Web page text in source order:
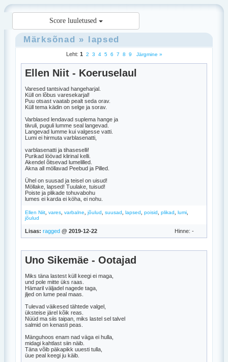
Score luuletused
Märksõnad » lapsed
Leht: 1 2 3 4 5 6 7 8 9 Järgmine »
Ellen Niit - Koeruselaul
Varesed tantsivad hangeharjal.
Küll on lõbus varesekarjal!
Puu otsast vaatab pealt seda orav.
Küll tema kädin on selge ja sorav.
Varblased lendavad suplema hange ja
tiivuli, puguli lumme seal langevad.
Langevad lumme kui valgesse vatti.
Lumi ei hirmuta varblasenatti,
varblasenatti ja tihaseselli!
Purikad löövad klirinal kelli.
Akendel õitsevad lumelilled.
Akna all möllavad Peebud ja Pilled.
Ühel on suusad ja teisel on uisud!
Möllake, lapsed! Tuulake, tuisud!
Poiste ja plikade tohuvabohu
lumes ei karda ei köha, ei nohu.
Ellen Niit vares varbalne jõulud suusad lapsed poisid plikad lumi
jõulud
Lisas: ragged @ 2019-12-22 Hinne: -
Uno Sikemäe - Ootajad
Miks täna lastest küll keegi ei maga,
und pole mitte üks raas.
Hämaril väljadel nagede taga,
jljed on lume peal maas.
Tulevad väikesed tähtede valgel,
üksteise järel kõik reas.
Nüüd ma siis taipan, miks lastel sel talvel
salmid on kenasti peas.
Mänguhoos enam nad väga ei hulla,
midagi kahtlast siin näib.
Täna võib päkapikk uuesti tulla,
üue peal keegi ju käib.